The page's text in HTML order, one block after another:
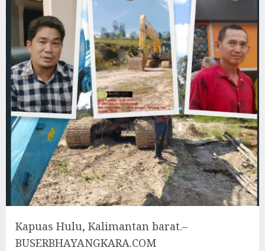
Kapuas Hulu, Kalimantan barat.–
BUSERBHAYANGKARA.COM